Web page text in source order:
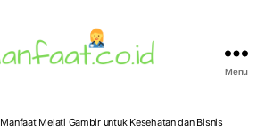
Menu
Manfaat Melati Gambir untuk Kesehatan dan Bisnis